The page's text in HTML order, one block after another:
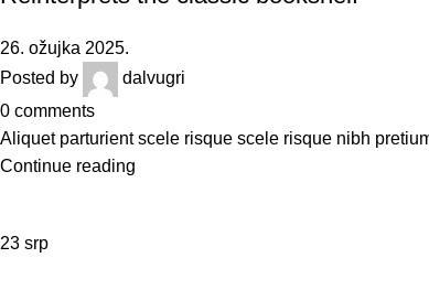
26. ožujka 2025.
Posted by
dalvugri
0 comments
Aliquet parturient scele risque scele risque nibh
Continue reading
23 srp